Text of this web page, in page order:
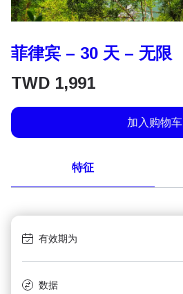
菲律宾 – 30 天 – 无限
TWD 1,991
加入购物车
特征
有效期为
数据